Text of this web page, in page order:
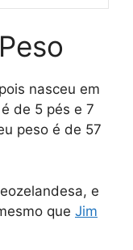
nasceu em
de 5 pés e 7
peso é de 57
e
que Jim